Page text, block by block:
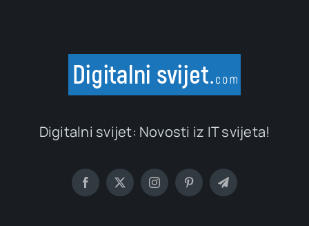
Digitalni svijet: Novosti iz IT svijeta!